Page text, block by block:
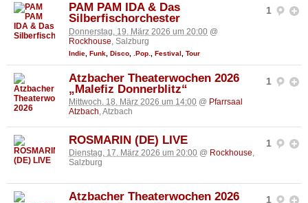
1
PAM PAM IDA & Das
Silberfischorchester
Donnerstag, 19. März 2026 um 20:00 @
Rockhouse , Salzburg
Indie Funk Disco .Pop. Festival Tour
1
Atzbacher Theaterwochen 2026
„Malefiz Donnerblitz“
Mittwoch, 18. März 2026 um 14:00 @ Pfarrsaal
Atzbach, Atzbach
1
ROSMARIN (DE) LIVE
Dienstag, 17. März 2026 um 20:00 @ Rockhouse,
Salzburg
1
Atzbacher Theaterwochen 2026